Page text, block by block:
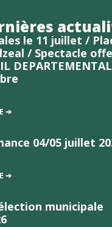
le 11 juillet /
/ Spectacle
➔
04/05 juillet
➔
municipale